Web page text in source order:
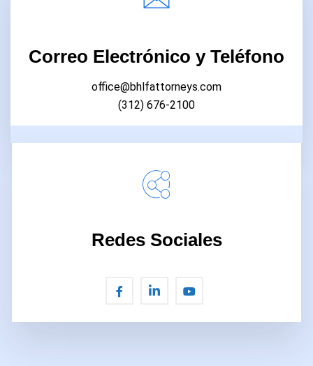
Univision Video 2 0:31
Correo Electrónico y Teléfono
office@bhlfattorneys.com
(312) 676-2100
Redes Sociales